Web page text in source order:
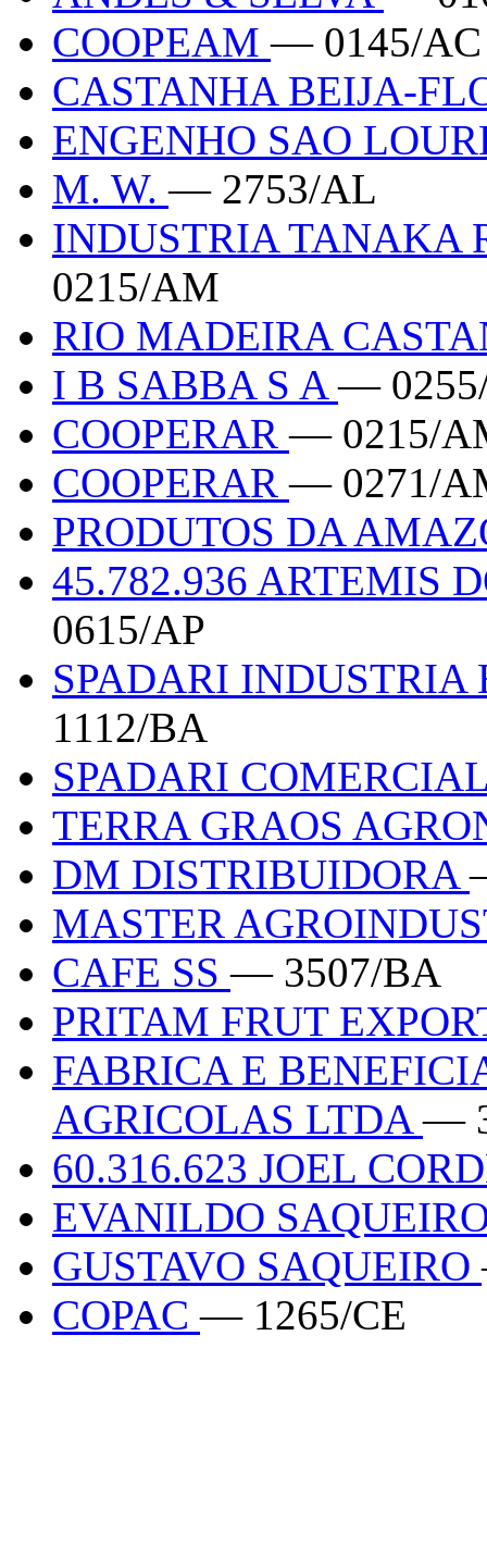
COOPEAM— 0145/AC
CASTANHA BEIJA-
ENGENHO SAO
M. W.— 2753/AL
INDUSTRIA TANAKA
0215/AM
RIO MADEIRA
I B SABBA S A—
COOPERAR— 0215/
COOPERAR— 0271/
PRODUTOS DA
45.782.936 ARTEMIS
0615/AP
SPADARI INDUSTRIA
1112/BA
SPADARI
TERRA GRAOS
DM DISTRIBUIDORA
MASTER
CAFE SS— 3507/BA
PRITAM FRUT
FABRICA E
AGRICOLAS LTDA—
60.316.623 JOEL
EVANILDO
GUSTAVO SAQUEIRO
COPAC— 1265/CE